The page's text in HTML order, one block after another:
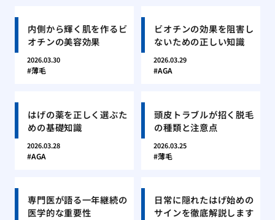
内側から輝く肌を作るビ
オチンの美容効果
2026.03.30
薄毛
ビオチンの効果を阻害し
ないための正しい知識
2026.03.29
AGA
はげの薬を正しく選ぶた
めの基礎知識
2026.03.28
AGA
頭皮トラブルが招く脱毛
の種類と注意点
2026.03.25
薄毛
専門医が語る一年継続の
医学的な重要性
日常に隠れたはげ始めの
サインを徹底解説します